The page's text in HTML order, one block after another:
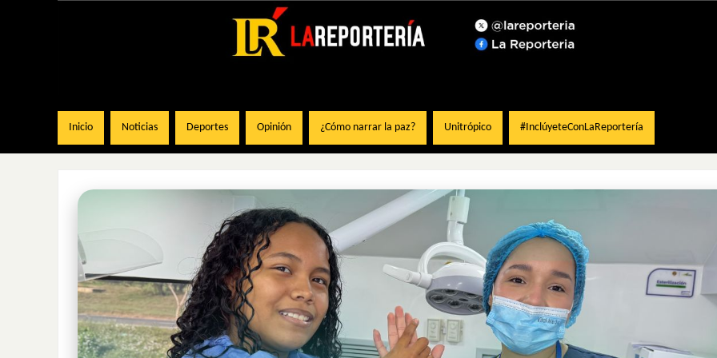
Inicio Noticias Deportes Opinión ¿Cómo narrar la paz? Unitrópico #InclúyeteConLaReportería